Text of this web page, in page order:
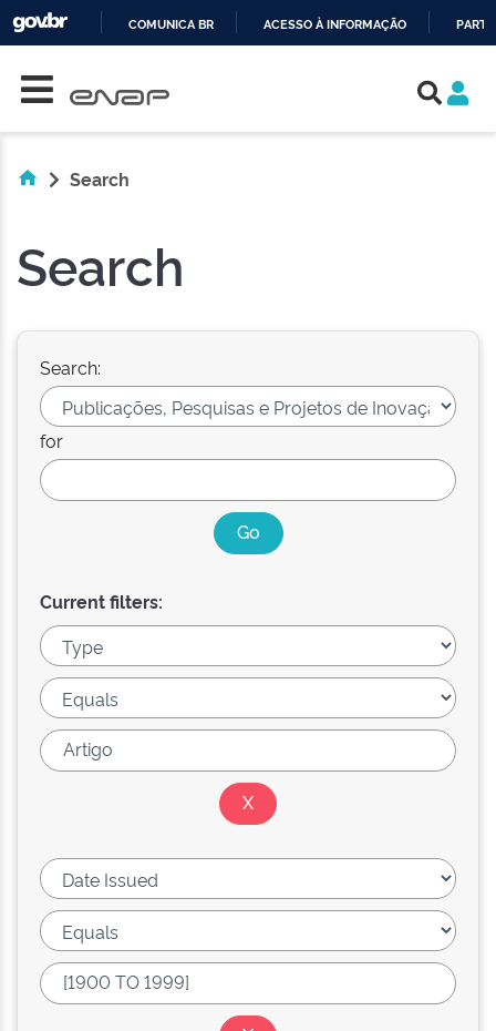
COMUNICA BR ACESSO À INFORMAÇÃO
Search
Search
Search:
for
Current filters: